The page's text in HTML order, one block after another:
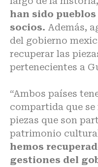
han sido
socios. Además,
del gobierno
recuperar las
pertenecientes a
“Ambos países
compartida que se
piezas que son
patrimonio
hemos
gestiones del